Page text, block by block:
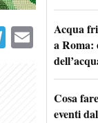
Telegram
Email
Acqua
a Roma:
Cosa
eventi